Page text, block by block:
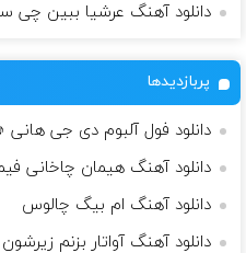
دانلود آهنگ عرشیا ببین چی
پربازدیدها
دانلود فول آلبوم دی جی
دانلود آهنگ هیمان چاخانی
دانلود آهنگ ام بیگ چالوس
دانلود آهنگ آواتار بزنم